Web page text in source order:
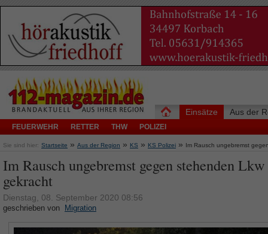
Einsätze
FEUERWEHR RETTER THW POLIZEI
Aus der
Sie sind hier: Startseite » Aus der Region » KS » KS Polizei » Im Rausch ungebremst
Im Rausch ungebremst gegen stehenden Lkw
gekracht
Dienstag, 08. September 2020 08:56
geschrieben von Migration